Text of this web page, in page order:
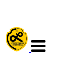
navigasjon